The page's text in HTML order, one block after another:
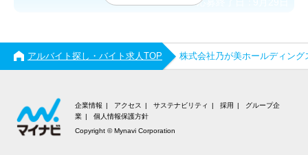
アルバイト探し・バイト求人TOP 株式会社乃が美ホールディン
企業情報 アクセス サステナビリティ 採用
グループ企
業
個人情報保護方針
Copyright © Mynavi Corporation